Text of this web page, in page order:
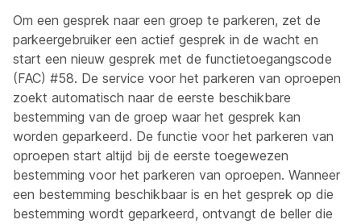
Om een gesprek naar een groep te parkeren, zet de
parkeergebruiker een actief gesprek in de wacht en
start een nieuw gesprek met de functietoegangscode
(FAC) #58. De service voor het parkeren van oproepen
zoekt automatisch naar de eerste beschikbare
bestemming van de groep waar het gesprek kan
worden geparkeerd. De functie voor het parkeren van
oproepen start altijd bij de eerste toegewezen
bestemming voor het parkeren van oproepen. Wanneer
een bestemming beschikbaar is en het gesprek op die
bestemming wordt geparkeerd, ontvangt de beller die